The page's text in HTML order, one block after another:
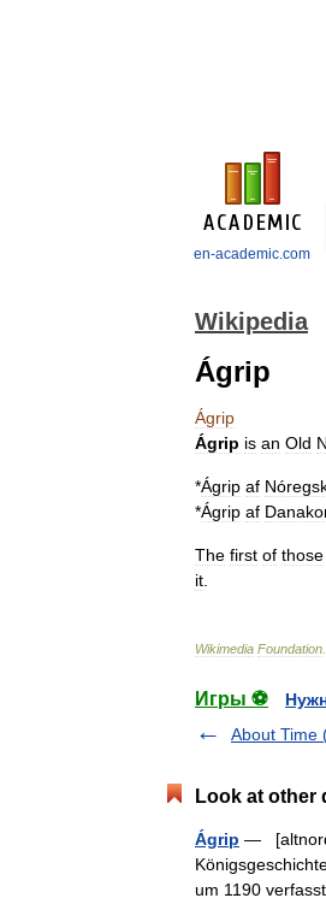
en-academic.com
Wikipedia
Ágrip
Ágrip
Ágrip is an Old
*Ágrip af
*Ágrip af
The first of those
it
Wikimedia Foundation
Игры ⚽
About Time
Look at other
Ágrip —
um 1190